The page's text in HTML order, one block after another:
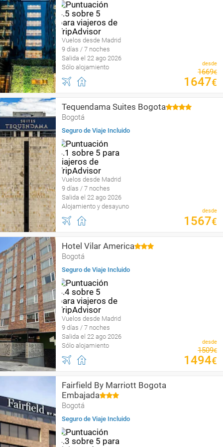
Vuelos desde Madrid
9 días / 7 noches
Salida el 22 ago 2026
Sólo alojamiento
desde
1669€
1647€
Tequendama Suites Bogota
Bogotá
Seguro de Viaje Incluido
Vuelos desde Madrid
9 días / 7 noches
Salida el 22 ago 2026
Alojamiento y desayuno
desde
1567€
Hotel Vilar America
Bogotá
Seguro de Viaje Incluido
Vuelos desde Madrid
9 días / 7 noches
Salida el 22 ago 2026
Sólo alojamiento
desde
1509€
1494€
Fairfield By Marriott Bogota
Embajada
Bogotá
Seguro de Viaje Incluido